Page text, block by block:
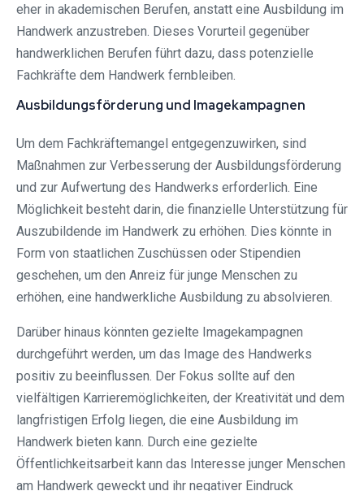
eher in akademischen Berufen, anstatt eine Ausbildung im
Handwerk anzustreben. Dieses Vorurteil gegenüber
handwerklichen Berufen führt dazu, dass potenzielle
Fachkräfte dem Handwerk fernbleiben.
Ausbildungsförderung und Imagekampagnen
Um dem Fachkräftemangel entgegenzuwirken, sind
Maßnahmen zur Verbesserung der Ausbildungsförderung
und zur Aufwertung des Handwerks erforderlich. Eine
Möglichkeit besteht darin, die finanzielle Unterstützung für
Auszubildende im Handwerk zu erhöhen. Dies könnte in
Form von staatlichen Zuschüssen oder Stipendien
geschehen, um den Anreiz für junge Menschen zu
erhöhen, eine handwerkliche Ausbildung zu absolvieren.
Darüber hinaus könnten gezielte Imagekampagnen
durchgeführt werden, um das Image des Handwerks
positiv zu beeinflussen. Der Fokus sollte auf den
vielfältigen Karrieremöglichkeiten, der Kreativität und dem
langfristigen Erfolg liegen, die eine Ausbildung im
Handwerk bieten kann. Durch eine gezielte
Öffentlichkeitsarbeit kann das Interesse junger Menschen
am Handwerk geweckt und ihr negativer Eindruck